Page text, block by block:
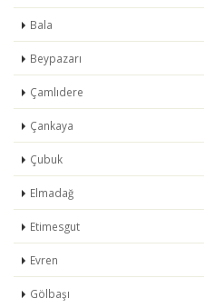
Bala
Beypazarı
Çamlıdere
Çankaya
Çubuk
Elmadağ
Etimesgut
Evren
Gölbaşı